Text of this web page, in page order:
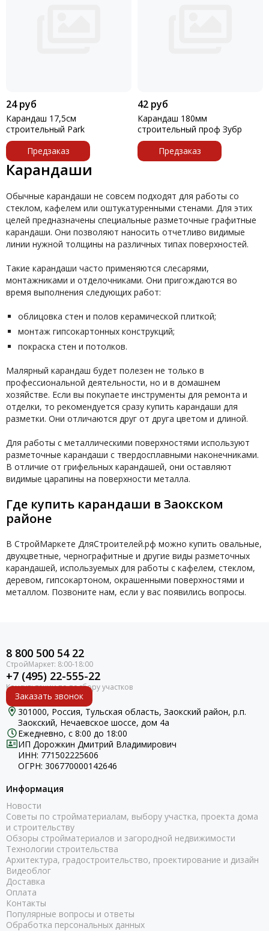
24 руб
Карандаш 17,5см
строительный Park
Предзаказ
42 руб
Карандаш 180мм
строительный проф Зубр
Предзаказ
Карандаши
Обычные карандаши не совсем подходят для работы со
стеклом, кафелем или оштукатуренными стенами. Для этих
целей предназначены специальные разметочные графитные
карандаши. Они позволяют наносить отчетливо видимые
линии нужной толщины на различных типах поверхностей.
Такие карандаши часто применяются слесарями,
монтажниками и отделочниками. Они пригождаются во
время выполнения следующих работ:
облицовка стен и полов керамической плиткой;
монтаж гипсокартонных конструкций;
покраска стен и потолков.
Малярный карандаш будет полезен не только в
профессиональной деятельности, но и в домашнем
хозяйстве. Если вы покупаете инструменты для ремонта и
отделки, то рекомендуется сразу купить карандаши для
разметки. Они отличаются друг от друга цветом и длиной.
Для работы с металлическими поверхностями используют
разметочные карандаши с твердосплавными наконечниками.
В отличие от грифельных карандашей, они оставляют
видимые царапины на поверхности металла.
Где купить карандаши в Заокском
районе
В СтройМаркете ДляСтроителей.рф можно купить овальные,
двухцветные, чернографитные и другие виды разметочных
карандашей, используемых для работы с кафелем, стеклом,
деревом, гипсокартоном, окрашенными поверхностями и
металлом. Позвоните нам, если у вас появились вопросы.
8 800 500 54 22
+7 (495) 22-555-22
Заказать звонок
301000, Россия, Тульская область, Заокский район, р.п.
Заокский, Нечаевское шоссе, дом 4а
Ежедневно, с 8:00 до 18:00
ИП Дорожкин Дмитрий Владимирович
ИНН: 771502225606
ОГРН: 306770000142646
Информация
Новости
Советы по стройматериалам, выбору участка, проекта дома
и строительству
Обзоры стройматериалов и загородной недвижимости
Технологии строительства
Архитектура, градостроительство, проектирование и дизайн
Видеоблог
Доставка
Оплата
Контакты
Популярные вопросы и ответы
Обработка персональных данных